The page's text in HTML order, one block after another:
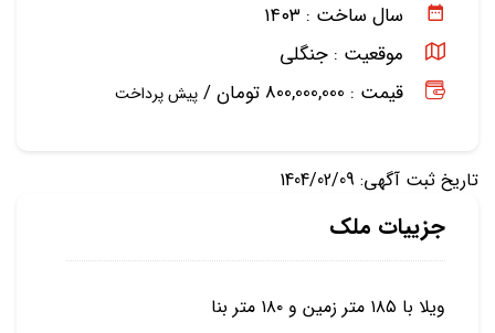
سال ساخت : ۱۴۰۳
موقعیت : جنگلی
قیمت : 800,000,000 تومان /
پیش پرداخت
تاریخ ثبت آگهی: 1404/02/09
جزییات ملک
ویلا با ۱۸۵ متر زمین و ۱۸۰ متر بنا